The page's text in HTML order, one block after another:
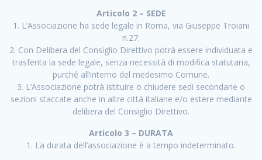
Articolo 2 – SEDE
1. L’Associazione ha sede legale in Roma, via Giuseppe Troiani
n.27.
2. Con Delibera del Consiglio Direttivo potrà essere individuata e
trasferita la sede legale, senza necessità di modifica statutaria,
purché all’interno del medesimo Comune.
3. L’Associazione potrà istituire o chiudere sedi secondarie o
sezioni staccate anche in altre città italiane e/o estere mediante
delibera del Consiglio Direttivo.
Articolo 3 – DURATA
1. La durata dell’associazione è a tempo indeterminato.